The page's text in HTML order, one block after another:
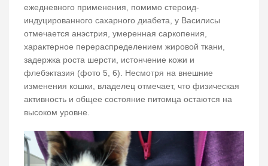
ежедневного применения, помимо стероид-
индуцированного сахарного диабета, у Василисы
отмечается анэстрия, умеренная саркопения,
характерное перераспределением жировой ткани,
задержка роста шерсти, истончение кожи и
флебэктазия (фото 5, 6). Несмотря на внешние
изменения кошки, владелец отмечает, что физическая
активность и общее состояние питомца остаются на
высоком уровне.